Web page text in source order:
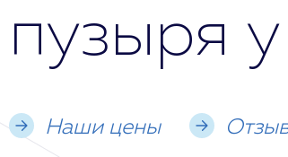
пузыря
Наши цены